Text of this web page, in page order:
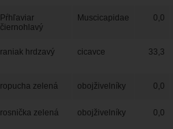
Pŕhľaviar
čiernohlavý
Muscicapidae 0,0
raniak hrdzavý cicavce 33,3
ropucha zelená obojživelníky 0,0
rosnička zelená obojživelníky 0,0